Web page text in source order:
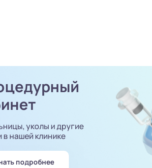
уколы и другие
в нашей клинике
подробнее